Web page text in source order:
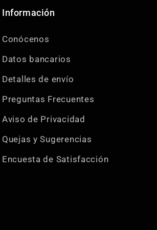
Información
Conócenos
Datos bancarios
Detalles de envío
Preguntas Frecuentes
Aviso de Privacidad
Quejas y Sugerencias
Encuesta de Satisfacción